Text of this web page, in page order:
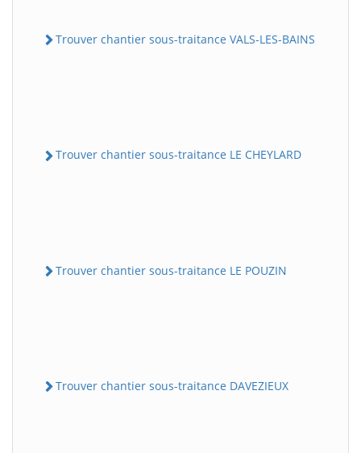
Trouver chantier sous-traitance VALS-LES-BAINS
Trouver chantier sous-traitance LE CHEYLARD
Trouver chantier sous-traitance LE POUZIN
Trouver chantier sous-traitance DAVEZIEUX